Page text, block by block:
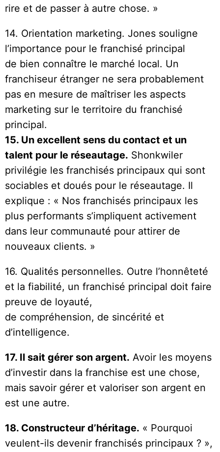
rire et de passer à autre chose. »
14. Orientation marketing. Jones souligne
l’importance pour le franchisé principal
de bien connaître le marché local. Un
franchiseur étranger ne sera probablement
pas en mesure de maîtriser les aspects
marketing sur le territoire du franchisé
principal.
15. Un excellent sens du contact et un
talent pour le réseautage. Shonkwiler
privilégie les franchisés principaux qui sont
sociables et doués pour le réseautage. Il
explique : « Nos franchisés principaux les
plus performants s’impliquent activement
dans leur communauté pour attirer de
nouveaux clients. »
16. Qualités personnelles. Outre l’honnêteté
et la fiabilité, un franchisé principal doit faire
preuve de loyauté,
de compréhension, de sincérité et
d’intelligence.
17. Il sait gérer son argent. Avoir les moyens
d’investir dans la franchise est une chose,
mais savoir gérer et valoriser son argent en
est une autre.
18. Constructeur d’héritage. « Pourquoi
veulent-ils devenir franchisés principaux ? »,